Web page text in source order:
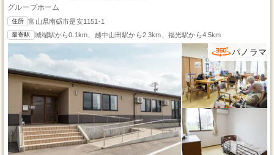
グループホーム
住所 富山県南砺市是安1151-1
最寄駅 城端駅から0.1km、越中山田駅から2.3km、福光駅から4.5km
パノラマ